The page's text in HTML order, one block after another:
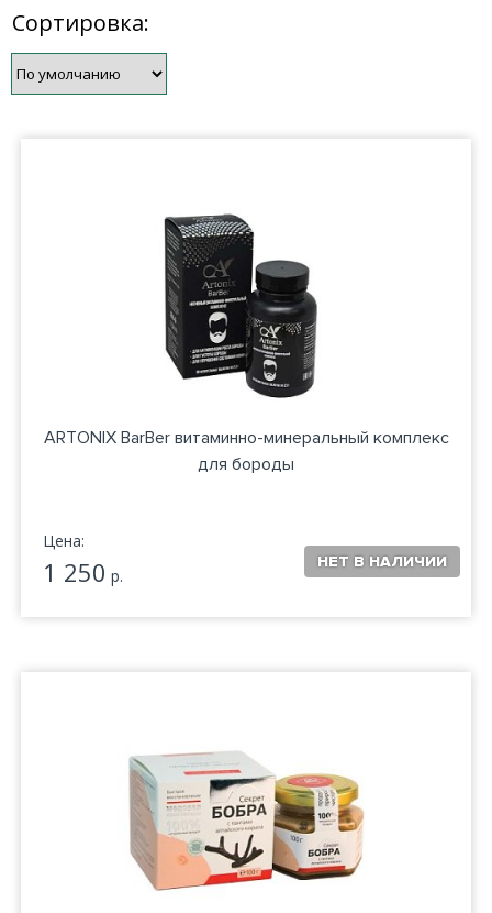
Сортировка:
ARTONIX BarBer витаминно-минеральный комплекс
для бороды
Цена:
1 250 р.